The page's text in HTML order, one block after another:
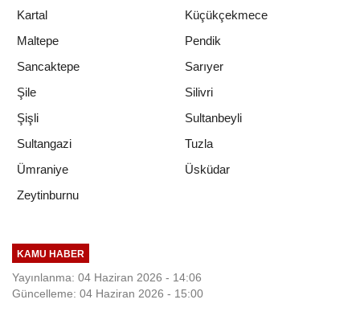
Kartal
Küçükçekmece
Maltepe
Pendik
Sancaktepe
Sarıyer
Şile
Silivri
Şişli
Sultanbeyli
Sultangazi
Tuzla
Ümraniye
Üsküdar
Zeytinburnu
KAMU HABER
Yayınlanma: 04 Haziran 2026 - 14:06
Güncelleme: 04 Haziran 2026 - 15:00